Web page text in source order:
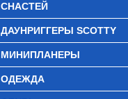
СНАСТЕЙ
ДАУНРИГГЕРЫ SCOTTY
МИНИПЛАНЕРЫ
ОДЕЖДА